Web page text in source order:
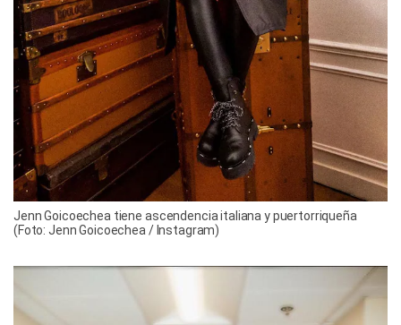
Jenn Goicoechea tiene ascendencia italiana y puertorriqueña
(Foto: Jenn Goicoechea / Instagram)